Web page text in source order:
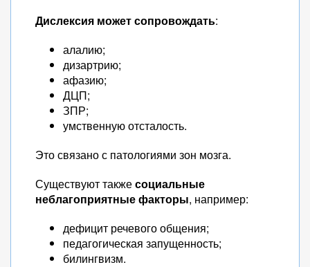
Дислексия может сопровождать:
алалию;
дизартрию;
афазию;
ДЦП;
ЗПР;
умственную отсталость.
Это связано с патологиями зон мозга.
Существуют такжесоциальные
неблагоприятные факторы, например:
дефицит речевого общения;
педагогическая запущенность;
билингвизм.